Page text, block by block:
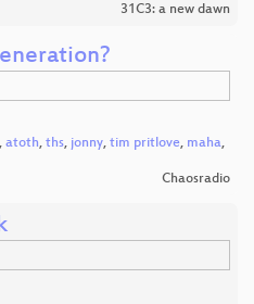
31C3: a new dawn
, atoth, ths, jonny, tim pritlove, maha,
Chaosradio